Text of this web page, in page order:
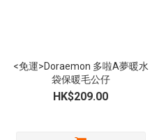
<免運>Doraemon 多啦A夢暖水
袋保暖毛公仔
HK$209.00